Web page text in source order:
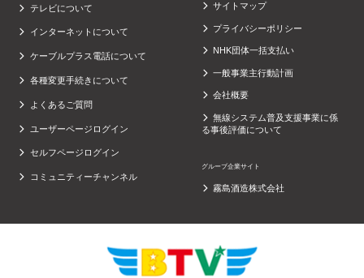
テレビについて
インターネットについて
ケーブルプラス電話について
各種変更手続きについて
よくあるご質問
ユーザーページログイン
セルフページログイン
コミュニティーチャンネル
サイトマップ
プライバシーポリシー
NHK団体一括支払い
一般事業主行動計画
会社概要
無線システム普及支援事業に係
る事後評価について
グループ企業サイト
霧島酒造株式会社